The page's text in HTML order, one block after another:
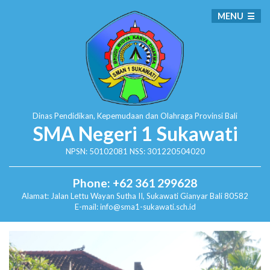
Dinas Pendidikan, Kepemudaan dan Olahraga Provinsi Bali
SMA Negeri 1 Sukawati
NPSN: 50102081 NSS: 301220504020
Phone: +62 361 299628
Alamat: Jalan Lettu Wayan Sutha II, SukawatiGianyar Bali 80582
E-mail: info@sma1-sukawati.sch.id
MENU